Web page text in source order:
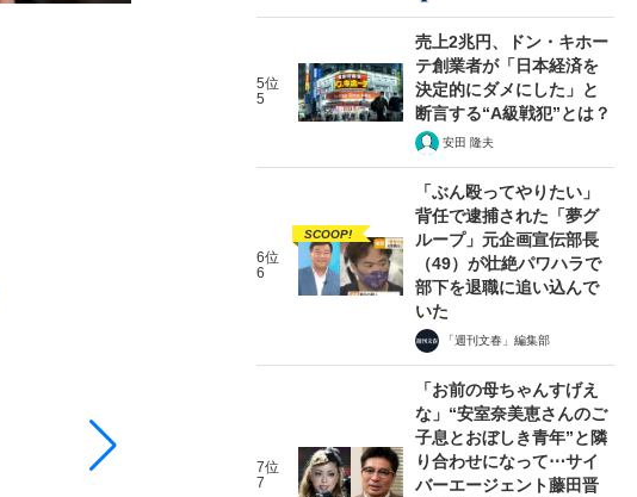
5位
5
売上2兆円、ドン・キホー
テ創業者が「日本経済を
決定的にダメにした」と
断言する“A級戦犯”とは？
安田 隆夫
6位
6
SCOOP!
「ぶん殴ってやりたい」
背任で逮捕された「夢グ
ループ」元企画宣伝部長
（49）が壮絶パワハラで
部下を退職に追い込んで
いた
「週刊文春」編集部
7位
7
「お前の母ちゃんすげえ
な」“安室奈美恵さんのご
子息とおぼしき青年”と隣
り合わせになって⋯サイ
バーエージェント藤田晋